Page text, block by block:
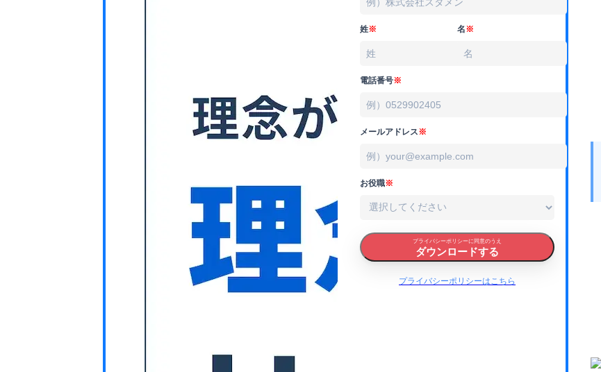
姓※ 名※
電話番号※
メールアドレス※
お役職※
プライバシーポリシーに同意のうえ
ダウンロードする
プライバシーポリシーはこちら